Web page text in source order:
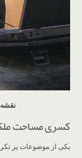
نقشه
کسری مساحت
یکی از موضوعات پر